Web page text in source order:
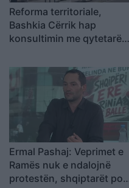
Reforma territoriale,
Bashkia Cërrik hap
konsultimin me qytetarët,
udhëhiqet nga nevojat e
Ermal Pashaj: Veprimet e
Ramës nuk e ndalojnë
protestën, shqiptarët po